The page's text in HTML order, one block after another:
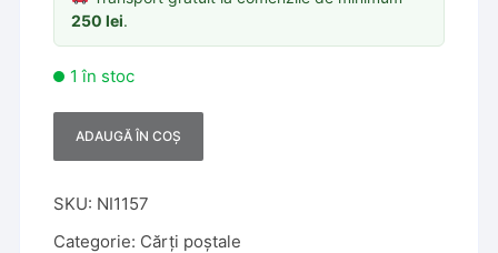
250lei.
1 în stoc
ADAUGĂ ÎN COȘ
t
SKU: NI1157
Categorie: Cărți poștale